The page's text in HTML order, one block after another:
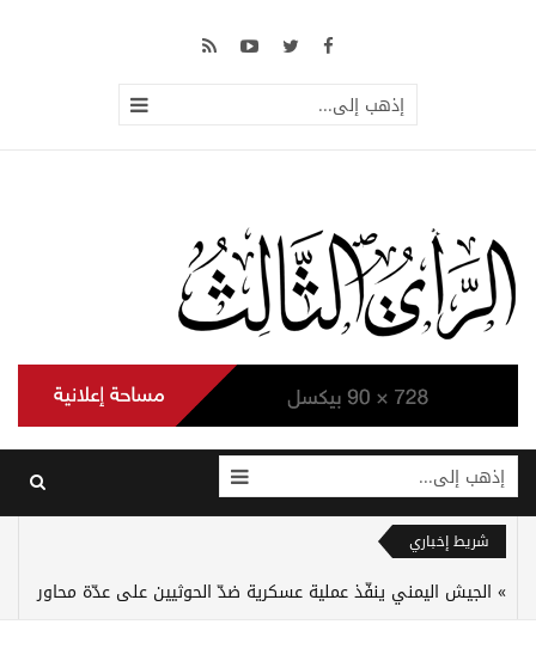
إذهب إلى...
إذهب إلى...
شريط إخباري
الجيش اليمني ينفّذ عملية عسكرية ضدّ الحوثيين على عدّة محاور